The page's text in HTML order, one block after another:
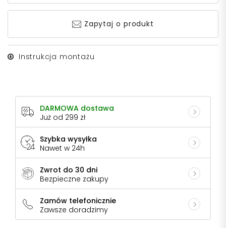
Zapytaj o produkt
Instrukcja montażu
DARMOWA dostawa
Już od 299 zł
Szybka wysyłka
Nawet w 24h
Zwrot do 30 dni
Bezpieczne zakupy
Zamów telefonicznie
Zawsze doradzimy